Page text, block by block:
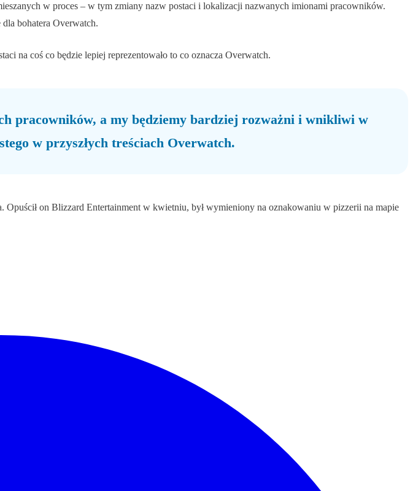
w proces – w tym zmiany nazw postaci i lokalizacji nazwanych imionami pracowników.
bohatera Overwatch.
na coś co będzie lepiej reprezentowało to co oznacza Overwatch.
pracowników, a my będziemy bardziej rozważni i wnikliwi w
w przyszłych treściach Overwatch.
on Blizzard Entertainment w kwietniu, był wymieniony na oznakowaniu w pizzerii na mapie